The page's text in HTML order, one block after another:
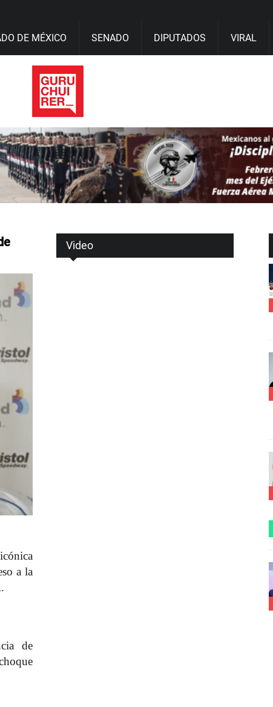
DE MÉXICO SENADO DIPUTADOS VIRAL
a la
de
Video